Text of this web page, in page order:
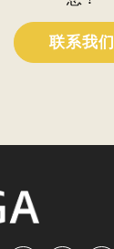
联系我们